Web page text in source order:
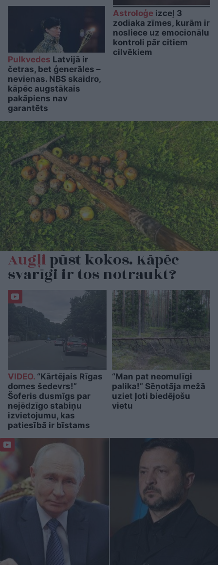
Pulkvedes Latvijā ir
četras, bet ģenerāles –
nevienas. NBS skaidro,
kāpēc augstākais
pakāpiens nav
garantēts
Astroloģe izceļ 3
zodiaka zīmes, kurām ir
nosliece uz emocionālu
kontroli pār citiem
cilvēkiem
Augļipūst kokos. Kāpēc
svarīgi ir tos notraukt?
VIDEO. “Kārtējais Rīgas
domes šedevrs!”
Šoferis dusmīgs par
nejēdzīgo stabiņu
izvietojumu, kas
patiesībā ir bīstams
“Man pat neomulīgi
palika!” Sēņotāja mežā
uziet ļoti biedējošu
vietu